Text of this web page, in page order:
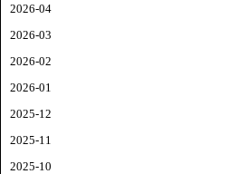
2026-04
2026-03
2026-02
2026-01
2025-12
2025-11
2025-10